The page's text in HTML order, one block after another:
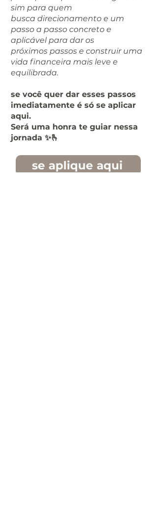
sim para quem
busca direcionamento e um
passo a passo concreto e
aplicável para dar os
próximos passos e construir uma
vida financeira mais leve e
equilibrada.
se você quer dar esses passos
imediatamente é só se aplicar
aqui.
Será uma honra te guiar nessa
jornada ✨🫰
se aplique aqui